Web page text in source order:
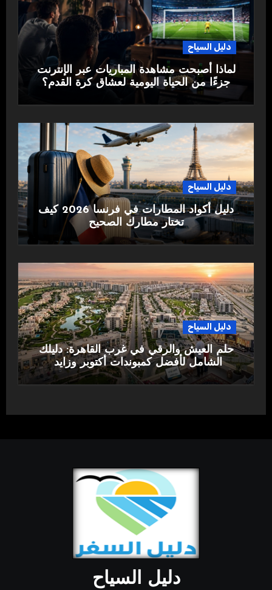
دليل السياح
لماذا أصبحت مشاهدة المباريات عبر الإنترنت
جزءًا من الحياة اليومية لعشاق كرة القدم؟
دليل السياح
دليل أكواد المطارات في فرنسا 2026 كيف
تختار مطارك الصحيح
دليل السياح
حلم العيش والرقي في غرب القاهرة: دليلك
الشامل لأفضل كمبوندات أكتوبر وزايد
دليل السياح